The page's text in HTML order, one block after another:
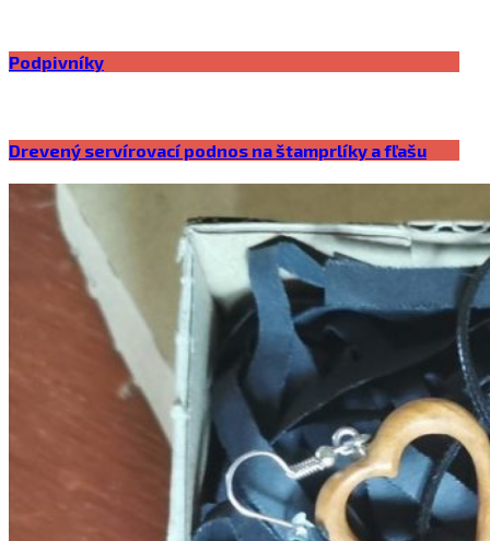
Podpivníky
Drevený servírovací podnos na štamprlíky a fľašu